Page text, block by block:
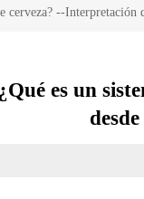
cerveza? --
es un